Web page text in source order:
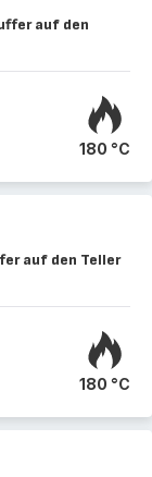
auf den
180 °C
auf den Teller
180 °C